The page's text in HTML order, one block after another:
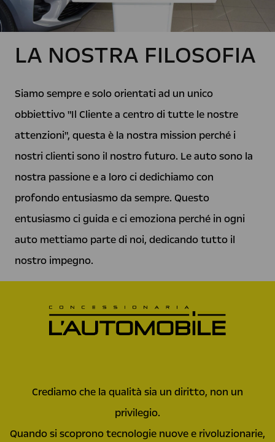
LA NOSTRA FILOSOFIA
Siamo sempre e solo orientati ad un unico
obbiettivo "Il Cliente a centro di tutte le nostre
attenzioni", questa è la nostra mission perché i
nostri clienti sono il nostro futuro. Le auto sono la
nostra passione e a loro ci dedichiamo con
profondo entusiasmo da sempre. Questo
entusiasmo ci guida e ci emoziona perché in ogni
auto mettiamo parte di noi, dedicando tutto il
nostro impegno.
Crediamo che la qualità sia un diritto, non un
privilegio.
Quando si scoprono tecnologie nuove e rivoluzionarie,